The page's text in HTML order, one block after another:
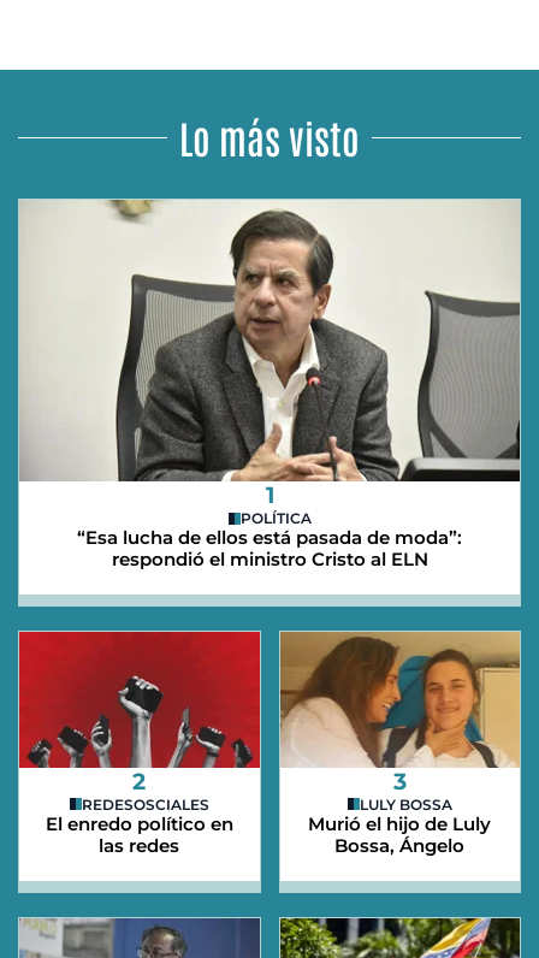
Lo más visto
1
POLÍTICA
“Esa lucha de ellos está pasada de moda”:
respondió el ministro Cristo al ELN
2
REDESOSCIALES
El enredo político en
las redes
3
LULY BOSSA
Murió el hijo de Luly
Bossa, Ángelo